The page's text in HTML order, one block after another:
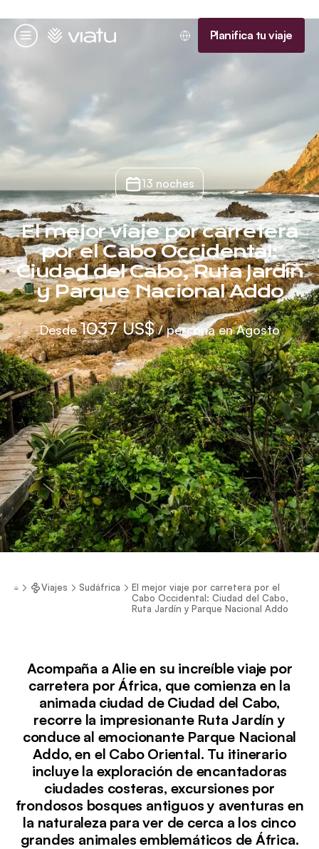
Menú
Página de inicio Planifica tu viaje
13 noches
El mejor viaje por carretera
por el Cabo Occidental:
Ciudad del Cabo, Ruta Jardín
y Parque Nacional Addo
Desde1037 US$/ persona en Agosto
Viajes Sudáfrica
El mejor viaje por carretera por el
Cabo Occidental: Ciudad del Cabo,
Ruta Jardín y Parque Nacional Addo
Acompaña a Alie en su increíble viaje por
carretera por África, que comienza en la
animada ciudad de Ciudad del Cabo,
recorre la impresionante Ruta Jardín y
conduce al emocionante Parque Nacional
Addo, en el Cabo Oriental. Tu itinerario
incluye la exploración de encantadoras
ciudades costeras, excursiones por
frondosos bosques antiguos y aventuras en
la naturaleza para ver de cerca a los cinco
grandes animales emblemáticos de África.